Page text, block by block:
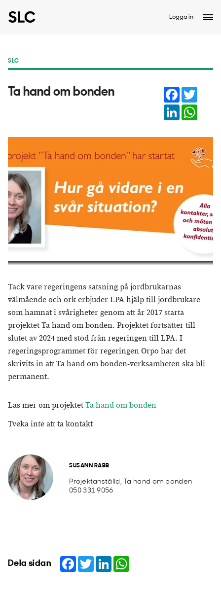
Logga in
SLC
Ta hand om bonden Facebook
LinkedIn
Tack vare regeringens satsning på jordbrukarnas
välmående och ork erbjuder LPA hjälp till jordbrukare
som hamnat i svårigheter genom att år 2017 starta
projektet Ta hand om bonden. Projektet fortsätter till
slutet av 2024 med stöd från regeringen till LPA. I
regeringsprogrammet för regeringen Orpo har det
skrivits in att Ta hand om bonden-verksamheten ska bli
permanent.
Läs mer om projektetTa hand om bonden
Tveka inte att ta kontakt
SUSANN RABB
Projektanställd, Ta hand om bonden
050 331 9056
Dela sidan Facebook
TwitterLinkedIn